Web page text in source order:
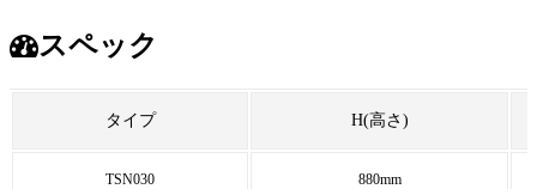
スペック
タイプ H(高さ)
TSN030 880mm